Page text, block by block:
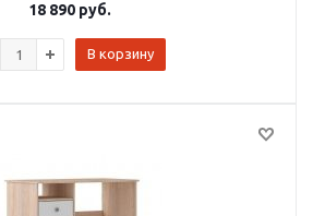
18 890руб.
В корзину